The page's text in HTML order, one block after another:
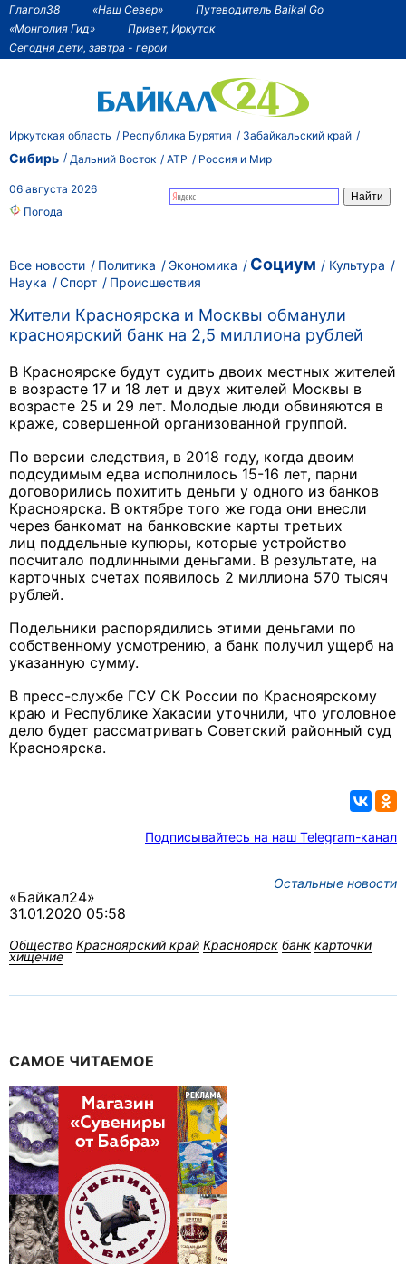
Глагол38 «Наш Север»
Путеводитель Baikal Go
«Монголия Гид»
Привет, Иркутск
Сегодня дети, завтра - герои
Иркутская область Республика Бурятия Забайкальский край
Сибирь Дальний Восток АТР Россия и Мир
06 августа 2026
Погода
Все новости Политика Экономика Социум
Культура
Наука
Спорт Происшествия
Жители Красноярска и Москвы обманули
красноярский банк на 2,5 миллиона рублей
В Красноярске будут судить двоих местных жителей
в возрасте 17 и 18 лет и двух жителей Москвы в
возрасте 25 и 29 лет. Молодые люди обвиняются в
краже, совершенной организованной группой.
По версии следствия, в 2018 году, когда двоим
подсудимым едва исполнилось 15-16 лет, парни
договорились похитить деньги у одного из банков
Красноярска. В октябре того же года они внесли
через банкомат на банковские карты третьих
лиц поддельные купюры, которые устройство
посчитало подлинными деньгами. В результате, на
карточных счетах появилось 2 миллиона 570 тысяч
рублей.
Подельники распорядились этими деньгами по
собственному усмотрению, а банк получил ущерб на
указанную сумму.
В пресс-службе ГСУ СК России по Красноярскому
краю и Республике Хакасии уточнили, что уголовное
дело будет рассматривать Советский районный суд
Красноярска.
Подписывайтесь на наш Telegram-канал
Остальные новости
«Байкал24»
31.01.2020 05:58
Общество Красноярский край Красноярск банк карточки
хищение
САМОЕ ЧИТАЕМОЕ